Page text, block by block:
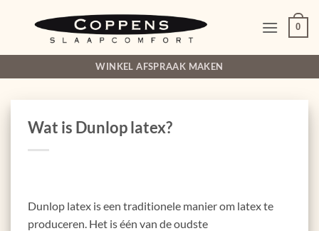
0
WINKEL AFSPRAAK MAKEN
Wat is Dunlop latex?
Dunlop latex is een traditionele manier om latex te
produceren. Het is één van de oudste